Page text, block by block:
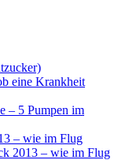
eine Krankheit
– 5 Pumpen im
– wie im Flug
2013 – wie im Flug